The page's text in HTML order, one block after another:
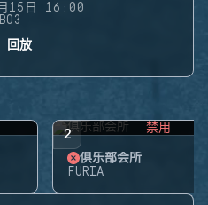
15日 16:00
BO3
回放
2 禁用
俱乐部会所
FURIA